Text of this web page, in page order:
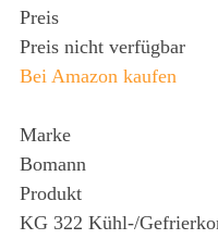
Preis
Preis nicht verfügbar
Bei Amazon kaufen
Marke
Bomann
Produkt
KG 322 Kühl-/